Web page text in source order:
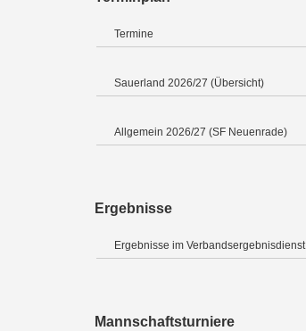
Termine
Sauerland 2026/27 (Übersicht)
Allgemein 2026/27 (SF Neuenrade)
Ergebnisse
Ergebnisse im Verbandsergebnisdienst
Mannschaftsturniere